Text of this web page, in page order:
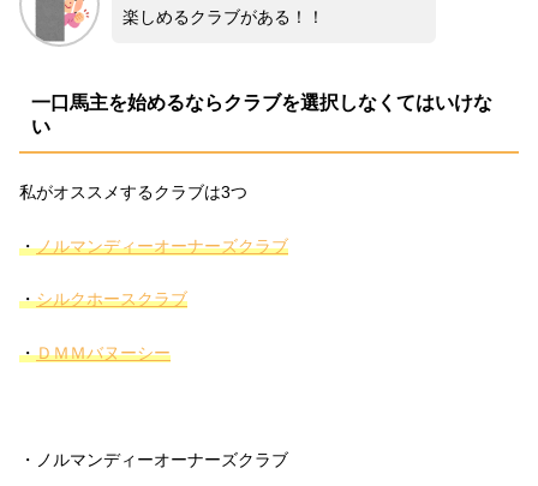
楽しめるクラブがある！！
一口馬主を始めるならクラブを選択しなくてはいけな
い
私がオススメするクラブは3つ
・ノルマンディーオーナーズクラブ
・シルクホースクラブ
・ＤＭＭバヌーシー
・ノルマンディーオーナーズクラブ